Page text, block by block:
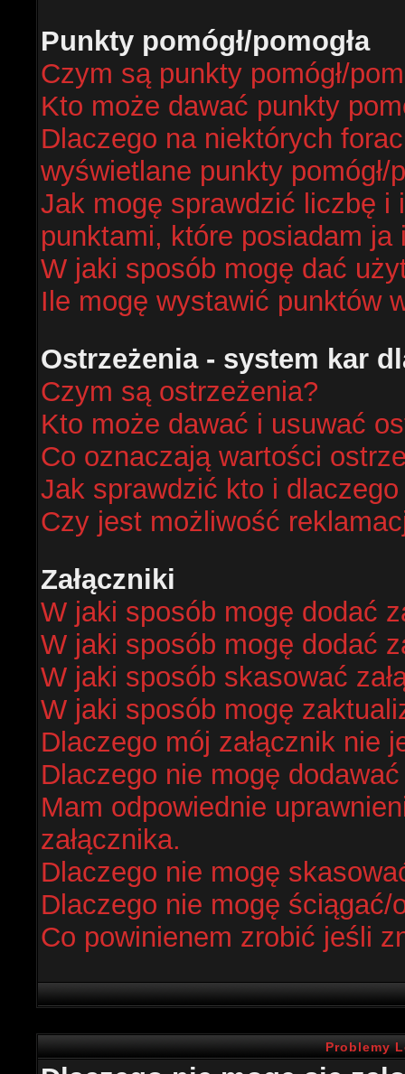
Punkty pomógł/pomogła
Czym są punkty pomógł/
Kto może dawać punkty
Dlaczego na niektórych
wyświetlane punkty pomógł/
Jak mogę sprawdzić liczbę i
punktami, które posiadam
W jaki sposób mogę dać
Ile mogę wystawić punktów
Ostrzeżenia - system kar
Czym są ostrzeżenia?
Kto może dawać i usuwać
Co oznaczają wartości
Jak sprawdzić kto i dlaczego
Czy jest możliwość
Załączniki
W jaki sposób mogę dodać
W jaki sposób mogę dodać
W jaki sposób skasować
W jaki sposób mogę
Dlaczego mój załącznik nie
Dlaczego nie mogę dodawać
Mam odpowiednie
załącznika.
Dlaczego nie mogę
Dlaczego nie mogę ściągać/
Co powinienem zrobić jeśli
Problemy